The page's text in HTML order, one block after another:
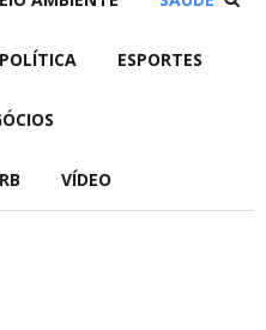
POLÍTICA ESPORTES
VÍDEO